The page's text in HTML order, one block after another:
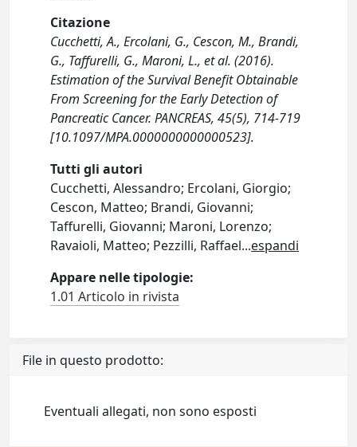
Citazione
Cucchetti, A., Ercolani, G., Cescon, M., Brandi,
G., Taffurelli, G., Maroni, L., et al. (2016).
Estimation of the Survival Benefit Obtainable
From Screening for the Early Detection of
Pancreatic Cancer. PANCREAS, 45(5), 714-719
[10.1097/MPA.0000000000000523].
Tutti gli autori
Cucchetti, Alessandro; Ercolani, Giorgio;
Cescon, Matteo; Brandi, Giovanni;
Taffurelli, Giovanni; Maroni, Lorenzo;
Ravaioli, Matteo; Pezzilli, Raffael...espandi
Appare nelle tipologie:
1.01 Articolo in rivista
File in questo prodotto:
Eventuali allegati, non sono esposti